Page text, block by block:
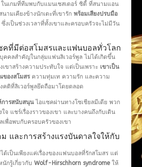
นเกมที่ทีมพบกับแมนเชสเตอร์ ซิตี้ ที่สนามแอน
ามเคียงข้างนักเตะที่เขารัก พร้อมเสียงปรบมือ
งเป็นช่วงเวลาที่ทั้งเขาและครอบครัวจะไม่มีวัน
คที่มีต่อสโมสรและแฟนบอลทั่วโลก
คคลสำคัญในกลุ่มแฟนลิเวอร์พูล ไม่ได้เกิดขึ้น
งเขาสร้างความประทับใจ แต่เป็นเพราะ เขาเป็น
องสโมสรความทุ่มเท ความรัก และความ
คติที่ลิเวอร์พูลยึดถือมาโดยตลอด
ารสนับสนุนไอแซคผ่านทางโซเชียลมีเดีย พวก
จ แชร์เรื่องราวของเขา และบางคนถึงกับเดิน
เพื่อพบกับครอบครัวของเขา
และการสร้างแรงบันดาลใจให้กับ
ด้เป็นเพียงแค่เรื่องของแฟนบอลที่รักสโมสร แต่
นักรู้เกี่ยวกับ Wolf-Hirschhorn syndromeให้